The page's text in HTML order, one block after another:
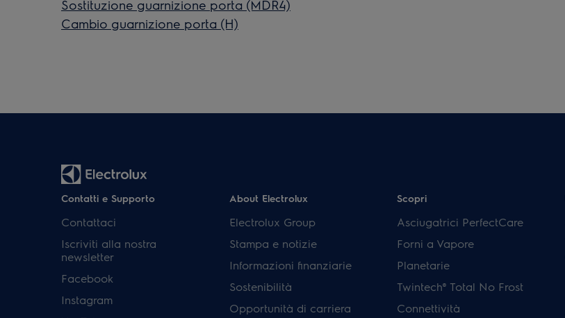
Sostituzione guarnizione porta (MDR4)
Cambio guarnizione porta (H)
Contatti e Supporto
Contattaci
Iscriviti alla nostra
newsletter
Facebook
Instagram
About Electrolux
Electrolux Group
Stampa e notizie
Informazioni finanziarie
Sostenibilità
Opportunità di carriera
Scopri
Asciugatrici PerfectCare
Forni a Vapore
Planetarie
Twintech® Total No Frost
Connettività